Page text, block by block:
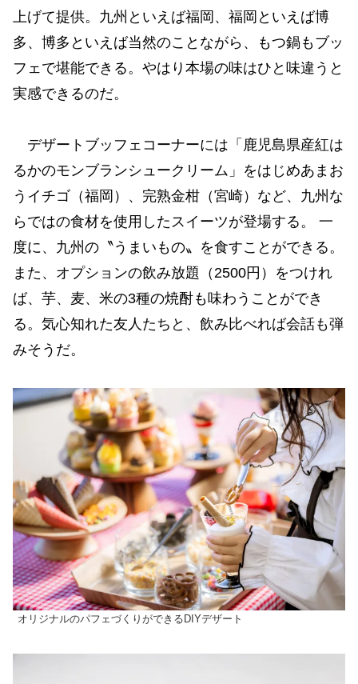
上げて提供。九州といえば福岡、福岡といえば博
多、博多といえば当然のことながら、もつ鍋もブッ
フェで堪能できる。やはり本場の味はひと味違うと
実感できるのだ。
デザートブッフェコーナーには「鹿児島県産紅は
るかのモンブランシュークリーム」をはじめあまお
うイチゴ（福岡）、完熟金柑（宮崎）など、九州な
らではの食材を使用したスイーツが登場する。 一
度に、九州の〝うまいもの〟を食すことができる。
また、オプションの飲み放題（2500円）をつけれ
ば、芋、麦、米の3種の焼酎も味わうことができ
る。気心知れた友人たちと、飲み比べれば会話も弾
みそうだ。
オリジナルのパフェづくりができるDIYデザート